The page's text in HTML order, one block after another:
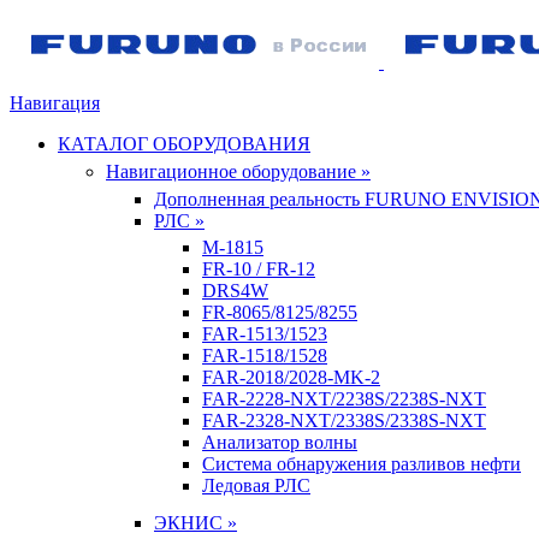
Навигация
КАТАЛОГ ОБОРУДОВАНИЯ
Навигационное оборудование »
Дополненная реальность FURUNO
РЛС »
M-1815
FR-10 / FR-12
DRS4W
FR-8065/8125/8255
FAR-1513/1523
FAR-1518/1528
FAR-2018/2028-MK-2
FAR-2228-NXT/2238S/2238S-NXT
FAR-2328-NXT/2338S/2338S-NXT
Анализатор волны
Система обнаружения разливов нефти
Ледовая РЛС
ЭКНИС »